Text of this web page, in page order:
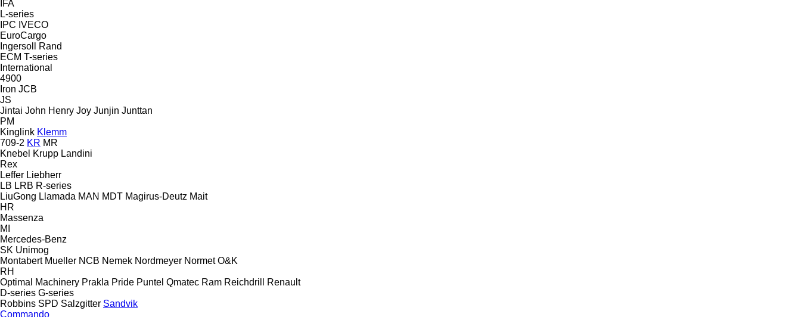
IFA
L-series
IPC IVECO
EuroCargo
Ingersoll Rand
ECM T-series
International
4900
Iron JCB
JS
Jintai John Henry Joy Junjin Junttan
PM
Kinglink Klemm
709-2 KR MR
Knebel Krupp Landini
Rex
Leffer Liebherr
LB LRB R-series
LiuGong Llamada MAN MDT Magirus-Deutz Mait
HR
Massenza
MI
Mercedes-Benz
SK Unimog
Montabert Mueller NCB Nemek Nordmeyer Normet O&K
RH
Optimal Machinery Prakla Pride Puntel Qmatec Ram Reichdrill
Renault
D-series G-series
Robbins SPD Salzgitter Sandvik
Commando